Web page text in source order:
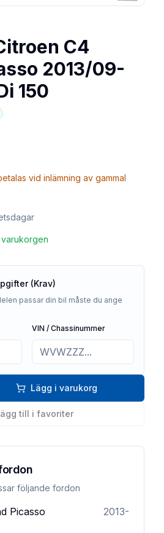
C4
2013/09-
150
vid inlämning av gammal
(Krav)
passar din bil måste du ange
VIN / Chassinummer
Lägg i varukorg
till i favoriter
följande fordon
Picasso 2013-